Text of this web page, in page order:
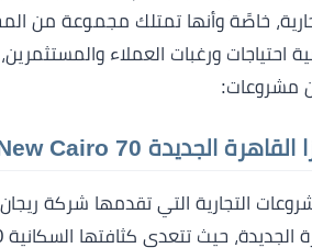
خاصًة وأنها تمتلك مجموعة من
احتياجات ورغبات العملاء
مشروعات:
التجارية التي تقدمها شركة